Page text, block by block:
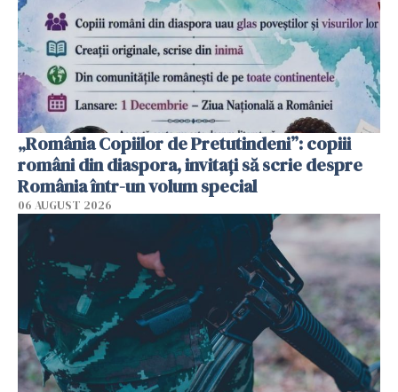
„România Copiilor de Pretutindeni”: copiii
români din diaspora, invitați să scrie despre
România într-un volum special
06 AUGUST 2026